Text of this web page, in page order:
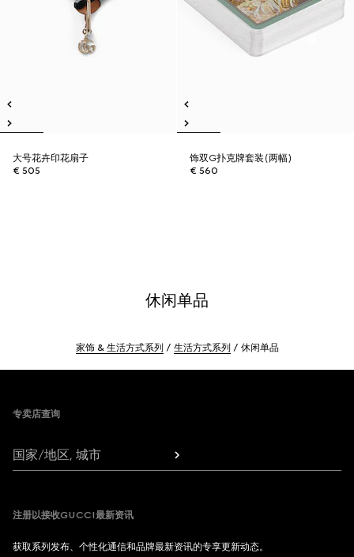
大号花卉印花扇子
€ 505
饰双G扑克牌套装(两幅)
€ 560
休闲单品
家饰 & 生活方式系列 生活方式系列 休闲单品
专卖店查询
国家/地区, 城市
注册以接收GUCCI最新资讯
获取系列发布、个性化通信和品牌最新资讯的专享更新动态。